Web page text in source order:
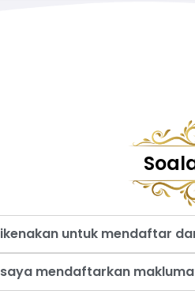
untuk mendaftar
mendaftarkan